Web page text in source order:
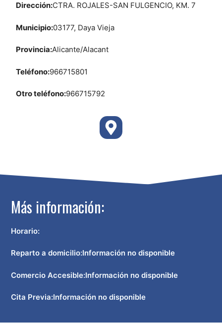
Dirección:CTRA. ROJALES-SAN FULGENCIO, KM. 7
Municipio:03177, Daya Vieja
Provincia:Alicante/Alacant
Teléfono:966715801
Otro teléfono:966715792
Más información:
Horario:
Reparto a domicilio:Información no disponible
Comercio Accesible:Información no disponible
Cita Previa:Información no disponible